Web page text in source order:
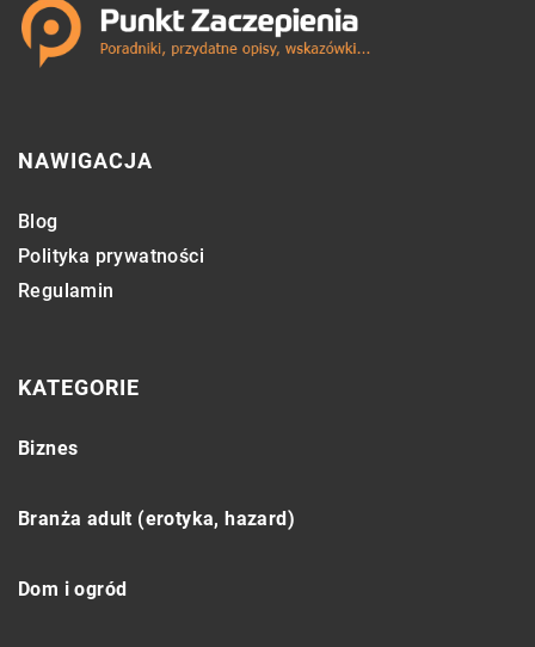
NAWIGACJA
Blog
Polityka prywatności
Regulamin
KATEGORIE
Biznes
Branża adult (erotyka, hazard)
Dom i ogród